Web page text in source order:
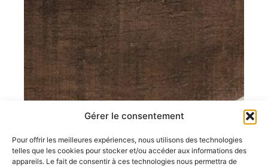
Gérer le consentement
Pour offrir les meilleures expériences, nous utilisons des technologies
telles que les cookies pour stocker et/ou accéder aux informations des
appareils. Le fait de consentir à ces technologies nous permettra de